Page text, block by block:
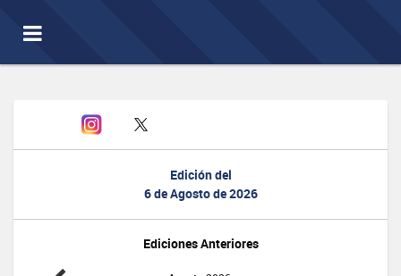
Toggle
navigation
Edición del
6 de Agosto de 2026
Ediciones Anteriores